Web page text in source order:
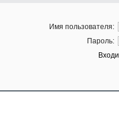
Имя пользователя:
Пароль: